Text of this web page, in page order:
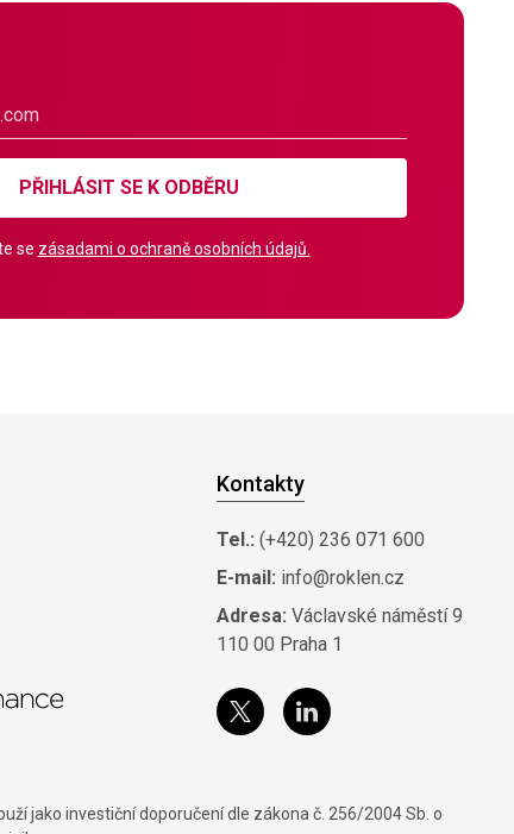
PŘIHLÁSIT SE K ODBĚRU
se zásadami o ochraně osobních údajů.
Kontakty
Tel.: (+420) 236 071 600
E-mail: info@roklen.cz
Adresa: Václavské náměstí 9
110 00 Praha 1
jako investiční doporučení dle zákona č. 256/2004 Sb. o